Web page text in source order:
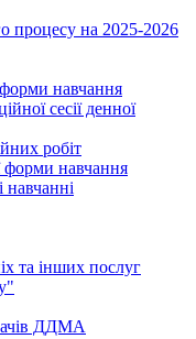
процесу на 2025-2026
форми навчання
сесії денної
робіт
форми навчання
навчанні
та інших послуг
ДДМА